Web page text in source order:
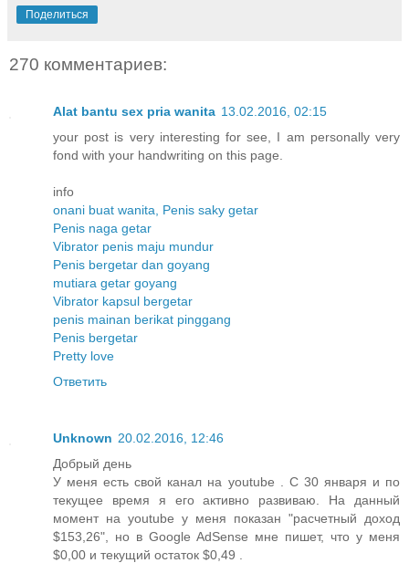
Поделиться
270 комментариев:
Alat bantu sex pria wanita 13.02.2016, 02:15
your post is very interesting for see, I am personally very
fond with your handwriting on this page.
info
onani buat wanita, Penis saky getar
Penis naga getar
Vibrator penis maju mundur
Penis bergetar dan goyang
mutiara getar goyang
Vibrator kapsul bergetar
penis mainan berikat pinggang
Penis bergetar
Pretty love
Ответить
Unknown 20.02.2016, 12:46
Добрый день
У меня есть свой канал на youtube . С 30 января и по
текущее время я его активно развиваю. На данный
момент на youtube у меня показан "расчетный доход
$153,26", но в Google AdSense мне пишет, что у меня
$0,00 и текущий остаток $0,49 .